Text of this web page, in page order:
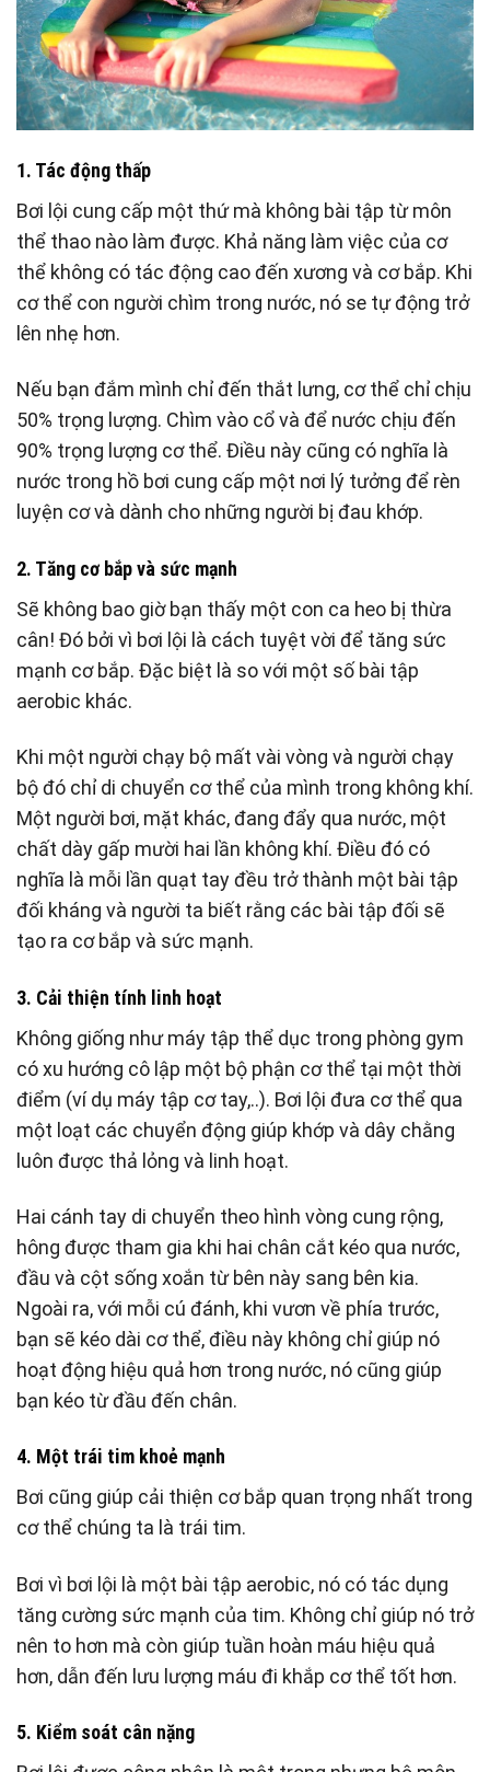
1. Tác động thấp
Bơi lội cung cấp một thứ mà không bài tập từ môn
thể thao nào làm được. Khả năng làm việc của cơ
thể không có tác động cao đến xương và cơ bắp. Khi
cơ thể con người chìm trong nước, nó se tự động trở
lên nhẹ hơn.
Nếu bạn đắm mình chỉ đến thắt lưng, cơ thể chỉ chịu
50% trọng lượng. Chìm vào cổ và để nước chịu đến
90% trọng lượng cơ thể. Điều này cũng có nghĩa là
nước trong hồ bơi cung cấp một nơi lý tưởng để rèn
luyện cơ và dành cho những người bị đau khớp.
2. Tăng cơ bắp và sức mạnh
Sẽ không bao giờ bạn thấy một con ca heo bị thừa
cân! Đó bởi vì bơi lội là cách tuyệt vời để tăng sức
mạnh cơ bắp. Đặc biệt là so với một số bài tập
aerobic khác.
Khi một người chạy bộ mất vài vòng và người chạy
bộ đó chỉ di chuyển cơ thể của mình trong không khí.
Một người bơi, mặt khác, đang đẩy qua nước, một
chất dày gấp mười hai lần không khí. Điều đó có
nghĩa là mỗi lần quạt tay đều trở thành một bài tập
đối kháng và người ta biết rằng các bài tập đối sẽ
tạo ra cơ bắp và sức mạnh.
3. Cải thiện tính linh hoạt
Không giống như máy tập thể dục trong phòng gym
có xu hướng cô lập một bộ phận cơ thể tại một thời
điểm (ví dụ máy tập cơ tay,..). Bơi lội đưa cơ thể qua
một loạt các chuyển động giúp khớp và dây chằng
luôn được thả lỏng và linh hoạt.
Hai cánh tay di chuyển theo hình vòng cung rộng,
hông được tham gia khi hai chân cắt kéo qua nước,
đầu và cột sống xoắn từ bên này sang bên kia.
Ngoài ra, với mỗi cú đánh, khi vươn về phía trước,
bạn sẽ kéo dài cơ thể, điều này không chỉ giúp nó
hoạt động hiệu quả hơn trong nước, nó cũng giúp
bạn kéo từ đầu đến chân.
4. Một trái tim khoẻ mạnh
Bơi cũng giúp cải thiện cơ bắp quan trọng nhất trong
cơ thể chúng ta là trái tim.
Bơi vì bơi lội là một bài tập aerobic, nó có tác dụng
tăng cường sức mạnh của tim. Không chỉ giúp nó trở
nên to hơn mà còn giúp tuần hoàn máu hiệu quả
hơn, dẫn đến lưu lượng máu đi khắp cơ thể tốt hơn.
5. Kiểm soát cân nặng